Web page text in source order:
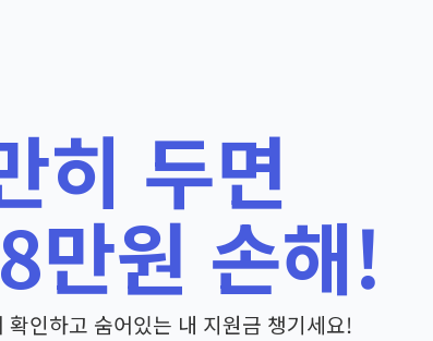
히 두면
만원 손해!
확인하고 숨어있는 내 지원금 챙기세요!